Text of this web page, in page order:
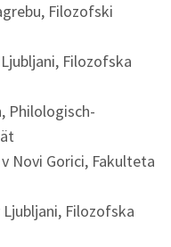
Filozofski
Filozofska
Philologisch-
Novi Gorici, Fakulteta
Filozofska